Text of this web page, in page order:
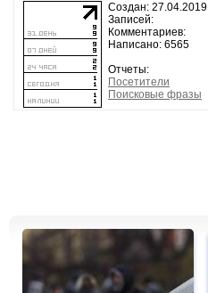
Создан: 27.04.2019
Записей:
Комментариев:
Написано: 6565
Отчеты:
Посетители
Поисковые фразы